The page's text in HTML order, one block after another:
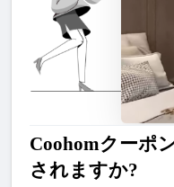
Coohomクーポ
されますか?